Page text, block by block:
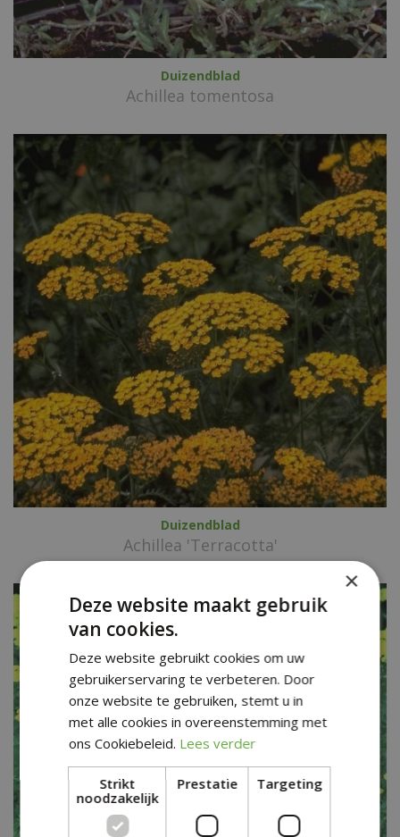
Duizendblad
Achillea tomentosa
Duizendblad
Achillea 'Terracotta'
×
Deze website maakt gebruik
van cookies.
Deze website gebruikt cookies om uw
gebruikerservaring te verbeteren. Door
onze website te gebruiken, stemt u in
met alle cookies in overeenstemming met
ons Cookiebeleid. Lees verder
Strikt
noodzakelijk
Prestatie Targeting